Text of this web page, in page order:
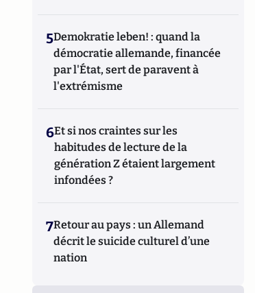
5Demokratie leben! : quand la
démocratie allemande, financée
par l'État, sert de paravent à
l'extrémisme
6Et si nos craintes sur les
habitudes de lecture de la
génération Z étaient largement
infondées ?
7Retour au pays : un Allemand
décrit le suicide culturel d’une
nation